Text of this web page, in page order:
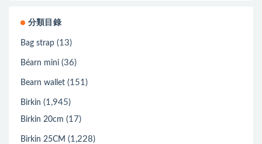
分類目錄
Bag strap (13)
Béarn mini (36)
Bearn wallet (151)
Birkin (1,945)
Birkin 20cm (17)
Birkin 25CM (1,228)